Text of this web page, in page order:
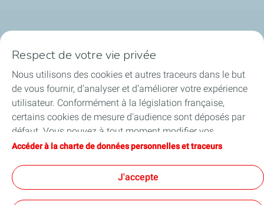
Notre ancrage territorial
Financer les entreprises
Soutenir les projets industriels
Accompagner à l'international
Respect de votre vie privée
Nous utilisons des cookies et autres traceurs dans le but
de vous fournir, d’analyser et d’améliorer votre expérience
utilisateur. Conformément à la législation française,
certains cookies de mesure d'audience sont déposés par
défaut. Vous pouvez à tout moment modifier vos
paramètres de cookies en cliquant sur le bouton « Gérer
vous acceptez le dépôt de l’ensemble des cookies. Dans le
cas où vous cliquez sur « Je refuse », seuls les cookies
techniques nécessaires au bon fonctionnement du site
Accéder à la charte de données personnelles et traceurs
J'accepte